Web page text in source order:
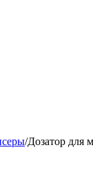
/Дозатор для